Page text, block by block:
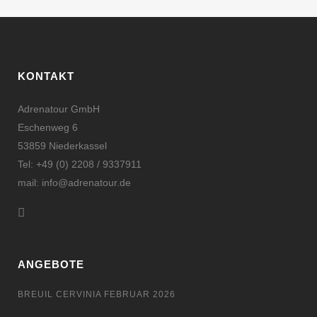
KONTAKT
Adrenatour GmbH
Eschenweg 6
53859 Niederkassel
Tel: +49 (0) 2208 / 9337911
mail: info@adrenatour.de
ANGEBOTE
BREUIL CERVINIA FEBRUAR 2026